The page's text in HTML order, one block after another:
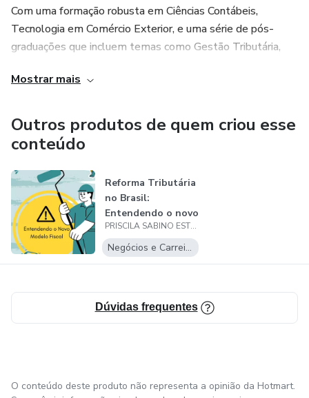
Com uma formação robusta em Ciências Contábeis,
Tecnologia em Comércio Exterior, e uma série de pós-
graduações que incluem temas como Gestão Tributária,
descomplicar a gestão tributária para empresas e
mais acessível e compreensível, utilizando sua experiência
para guiar meus clientes e colegas de profissão.
Mostrar mais
Outros produtos de quem criou esse
conteúdo
Reforma Tributária
no Brasil:
Entendendo o novo
Modelo Fisca...
PRISCILA SABINO ESTEVAM
Negócios e Carreira
Dúvidas frequentes
O conteúdo deste produto não representa a opinião da Hotmart.